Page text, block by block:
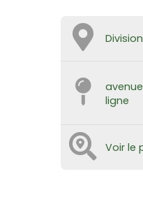
ligne
Voir le